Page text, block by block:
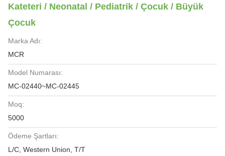
Kateteri / Neonatal / Pediatrik / Çocuk / Büyük
Çocuk
Marka Adı:
MCR
Model Numarası:
MC-02440~MC-02445
Moq:
5000
Ödeme Şartları:
L/C, Western Union, T/T